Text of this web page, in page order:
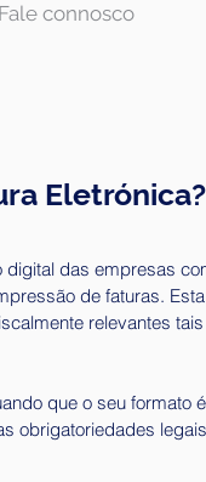
Fale connosco
Eletrónica?
das empresas
de faturas.
relevantes
que o seu formato
obrigatoriedades